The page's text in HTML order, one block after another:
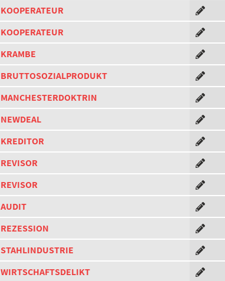
KOOPERATEUR
KOOPERATEUR
KRAMBE
BRUTTOSOZIALPRODUKT
MANCHESTERDOKTRIN
NEWDEAL
KREDITOR
REVISOR
REVISOR
AUDIT
REZESSION
STAHLINDUSTRIE
WIRTSCHAFTSDELIKT